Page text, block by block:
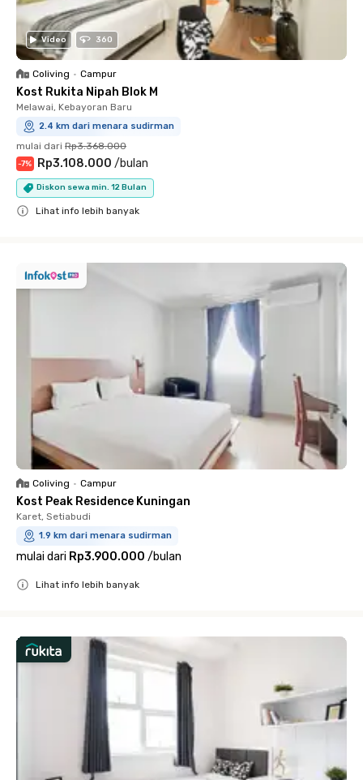
Video 360
Coliving • Campur
Kost Rukita Nipah Blok M
Melawai, Kebayoran Baru
2.4 km dari menara sudirman
mulai dari Rp3.368.000
-7% Rp3.108.000 /bulan
Diskon sewa min. 12 Bulan
Lihat info lebih banyak
Coliving • Campur
Kost Peak Residence Kuningan
Karet, Setiabudi
1.9 km dari menara sudirman
mulai dari Rp3.900.000 /bulan
Lihat info lebih banyak